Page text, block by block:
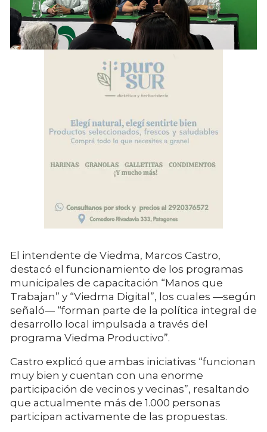
El intendente de Viedma, Marcos Castro,
destacó el funcionamiento de los programas
municipales de capacitación “Manos que
Trabajan” y “Viedma Digital”, los cuales —según
señaló— “forman parte de la política integral de
desarrollo local impulsada a través del
programa Viedma Productivo”.
Castro explicó que ambas iniciativas “funcionan
muy bien y cuentan con una enorme
participación de vecinos y vecinas”, resaltando
que actualmente más de 1.000 personas
participan activamente de las propuestas.